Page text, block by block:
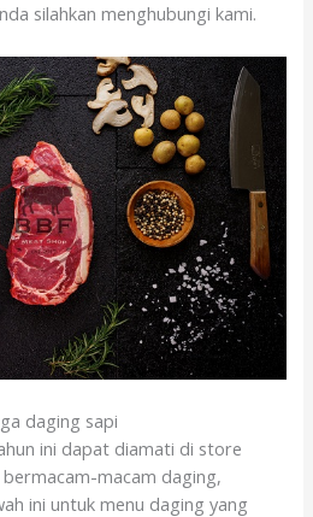
silahkan menghubungi kami.
daging sapi
ini dapat diamati di store
macam daging,
ini untuk menu daging yang